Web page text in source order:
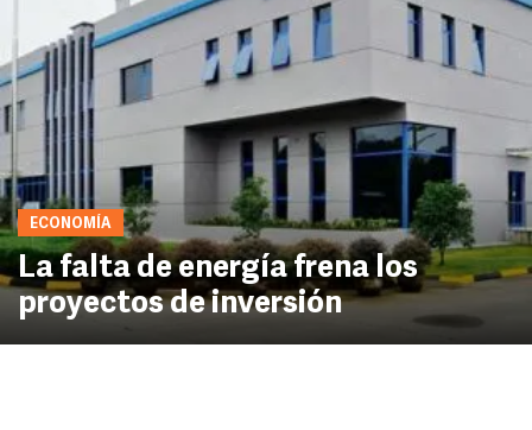
ECONOMÍA
La falta de energía frena los
proyectos de inversión